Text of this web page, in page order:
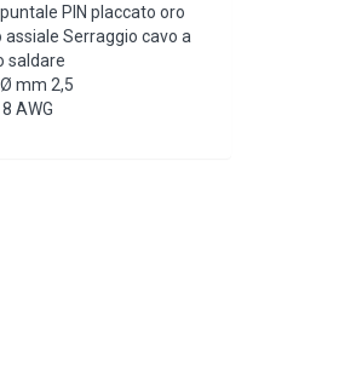
PIN placcato oro
assiale Serraggio cavo a
saldare
mm 2,5
AWG